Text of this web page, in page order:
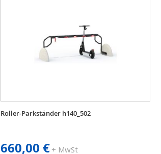
Roller-Parkständer h140_502
660,00 €+ MwSt